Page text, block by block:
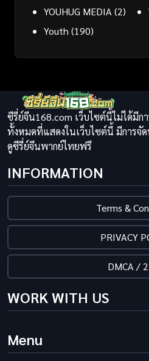
YOUHUG MEDIA (2)
Youth (190)
ซีรี่ย์จีน168.com เว็บไซต์นี้ไม่ได้มีก
ทั้งหมดที่แสดงในเว็บไซต์นี้ มีการจั
ดูซีรี่ย์จีนพากย์ไทยฟรี
INFORMATION
Terms &
PRIVACY
DMCA /
WORK WITH US
Menu